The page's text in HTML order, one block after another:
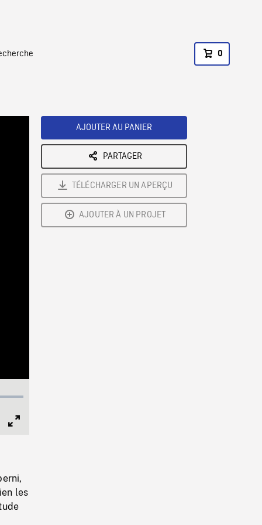
0
les
AJOUTER AU PANIER
PARTAGER
TÉLÉCHARGER UN APERÇU
AJOUTER À UN PROJET